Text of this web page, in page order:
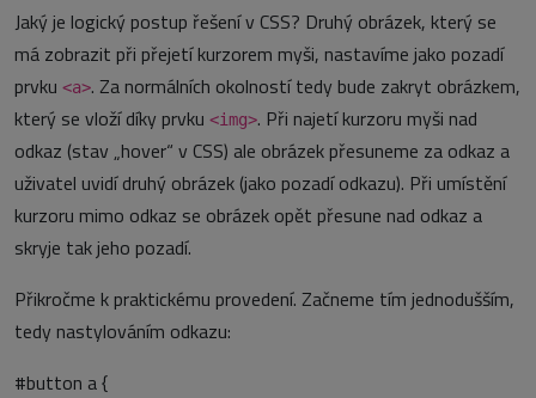
Jaký je logický postup řešení v CSS? Druhý obrázek, který se
má zobrazit při přejetí kurzorem myši, nastavíme jako pozadí
prvku <a>. Za normálních okolností tedy bude zakryt obrázkem,
který se vloží díky prvku <img>. Při najetí kurzoru myši nad
odkaz (stav „hover“ v CSS) ale obrázek přesuneme za odkaz a
uživatel uvidí druhý obrázek (jako pozadí odkazu). Při umístění
kurzoru mimo odkaz se obrázek opět přesune nad odkaz a
skryje tak jeho pozadí.
Přikročme k praktickému provedení. Začneme tím jednodušším,
tedy nastylováním odkazu:
#button a {